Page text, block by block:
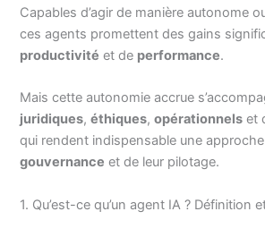
Capables d’agir de manière autonome
ces agents promettent des gains
productivité et de performance.
Mais cette autonomie accrue
juridiques,éthiques,opérationnels et
qui rendent indispensable une
gouvernance et de leur pilotage.
1. Qu’est-ce qu’un agent IA ? Définition